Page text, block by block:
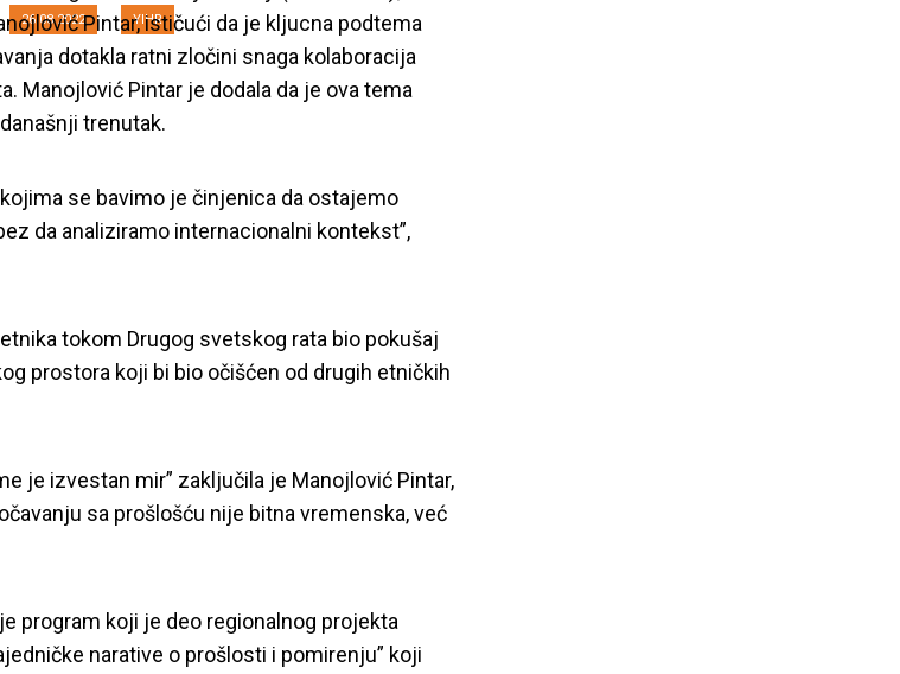
26.08.2022 YIHR
Pintar, ističući da je kljucna podtema
dotakla ratni zločini snaga kolaboracija
Manojlović Pintar je dodala da je ova tema
trenutak.
se bavimo je činjenica da ostajemo
da analiziramo internacionalni kontekst”,
tokom Drugog svetskog rata bio pokušaj
prostora koji bi bio očišćen od drugih etničkih
je izvestan mir” zaključila je Manojlović Pintar,
sa prošlošću nije bitna vremenska, već
program koji je deo regionalnog projekta
narative o prošlosti i pomirenju” koji